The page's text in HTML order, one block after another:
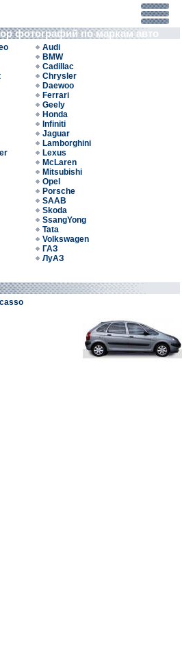
фотографий по маркам авто
Audi
BMW
Cadillac
Chrysler
Daewoo
Ferrari
Geely
Honda
Infiniti
Jaguar
Lamborghini
Lexus
McLaren
Mitsubishi
Opel
Porsche
SAAB
Skoda
SsangYong
Tata
Volkswagen
ГАЗ
ЛуАЗ